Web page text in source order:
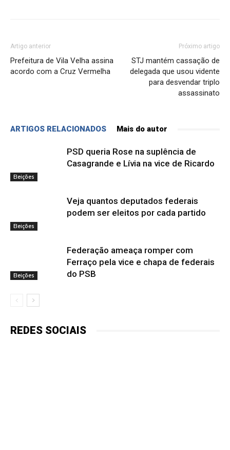
Artigo anterior
Prefeitura de Vila Velha assina
acordo com a Cruz Vermelha
Próximo artigo
STJ mantém cassação de
delegada que usou vidente
para desvendar triplo
assassinato
ARTIGOS RELACIONADOS Mais do autor
Eleições
PSD queria Rose na suplência de
Casagrande e Lívia na vice de Ricardo
Eleições
Veja quantos deputados federais
podem ser eleitos por cada partido
Eleições
Federação ameaça romper com
Ferraço pela vice e chapa de federais
do PSB
REDES SOCIAIS